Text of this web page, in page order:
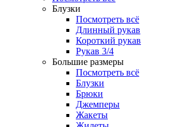
Блузки
Посмотреть всё
Длинный рукав
Короткий рукав
Рукав 3/4
Большие размеры
Посмотреть всё
Блузки
Брюки
Джемперы
Жакеты